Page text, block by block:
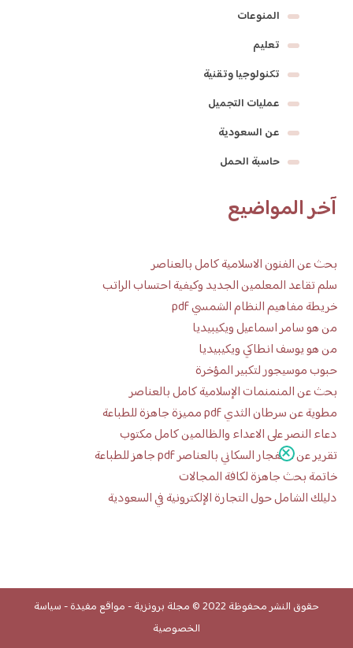
المنوعات
تعليم
تكنولوجيا وتقنية
عمليات التجميل
عن السعودية
حاسبة الحمل
آخر المواضيع
بحث عن الفنون الاسلامية كامل بالعناصر
سلم تقاعد المعلمين الجديد وكيفية احتساب الراتب
خريطة مفاهيم النظام الشمسي pdf
من هو سامر اسماعيل ويكيبيديا
من هو يوسف انطاكي ويكيبيديا
حبوب موسيجور لتكبير المؤخرة
بحث عن المنمنمات الإسلامية كامل بالعناصر
مطوية عن سرطان الثدي pdf مميزة جاهزة للطباعة
دعاء النصر على الاعداء والظالمين كامل مكتوب
تقرير عن الانفجار السكاني بالعناصر pdf جاهز للطباعة
خاتمة بحث جاهزة لكافة المجالات
دليلك الشامل حول التجارة الإلكترونية في السعودية
حقوق النشر محفوظة 2022 © مجلة برونزية-مواقع مفيدة-سياسة
الخصوصية